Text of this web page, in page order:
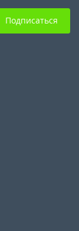
Подписаться